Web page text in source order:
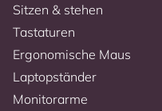
Sitzen & stehen
Tastaturen
Ergonomische Maus
Laptopständer
Monitorarme